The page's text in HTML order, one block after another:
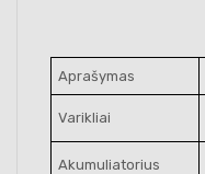
Aprašymas
Varikliai
Akumuliatorius